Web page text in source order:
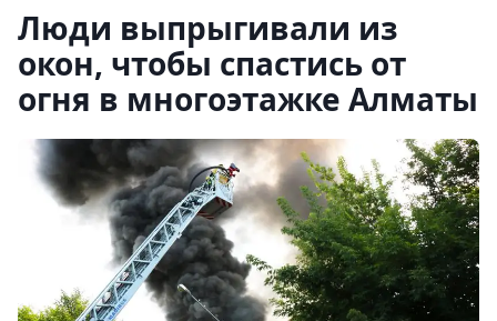
Люди выпрыгивали из
окон, чтобы спастись от
огня в многоэтажке Алматы